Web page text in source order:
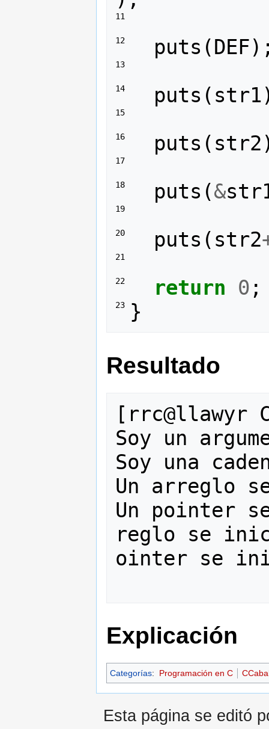
11
12 puts (DEF
13
14 puts ( str1
15
16 puts ( str2
17
18 puts (&
19
20 puts ( str2
21
22 return 0 ;
23 }
Resultado
[rrc@llawyr
Soy un
Soy una
Un arreglo
Un pointer
reglo se
ointer se
Explicación
Categorías: Programación en C
Esta página se editó